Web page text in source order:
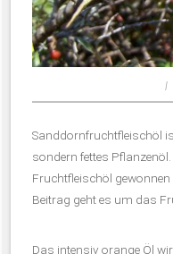
l
Sanddornfruchtfleischöl
sondern fettes
Fruchtfleischöl
Beitrag geht es um das
Das intensiv orange Öl